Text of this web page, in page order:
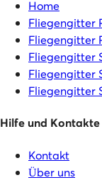
Home
Fliegengitter
Fliegengitter
Fliegengitter
Fliegengitter
Fliegengitter
Hilfe und Kontakte
Kontakt
Über uns